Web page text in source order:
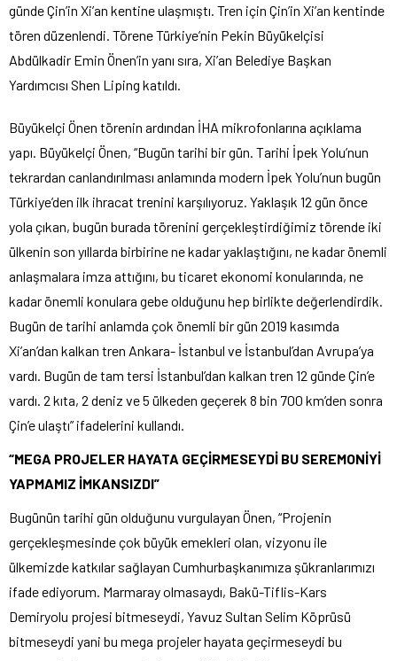
günde Çin’in Xi’an kentine ulaşmıştı. Tren için Çin’in Xi’an kentinde
tören düzenlendi. Törene Türkiye’nin Pekin Büyükelçisi
Abdülkadir Emin Önen’in yanı sıra, Xi’an Belediye Başkan
Yardımcısı Shen Liping katıldı.
Büyükelçi Önen törenin ardından İHA mikrofonlarına açıklama
yapı. Büyükelçi Önen, “Bugün tarihi bir gün. Tarihi İpek Yolu’nun
tekrardan canlandırılması anlamında modern İpek Yolu’nun bugün
Türkiye’den ilk ihracat trenini karşılıyoruz. Yaklaşık 12 gün önce
yola çıkan, bugün burada törenini gerçekleştirdiğimiz törende iki
ülkenin son yıllarda birbirine ne kadar yaklaştığını, ne kadar önemli
anlaşmalara imza attığını, bu ticaret ekonomi konularında, ne
kadar önemli konulara gebe olduğunu hep birlikte değerlendirdik.
Bugün de tarihi anlamda çok önemli bir gün 2019 kasımda
Xi’an’dan kalkan tren Ankara- İstanbul ve İstanbul’dan Avrupa’ya
vardı. Bugün de tam tersi İstanbul’dan kalkan tren 12 günde Çin’e
vardı. 2 kıta, 2 deniz ve 5 ülkeden geçerek 8 bin 700 km’den sonra
Çin’e ulaştı” ifadelerini kullandı.
“MEGA PROJELER HAYATA GEÇİRMESEYDİ BU SEREMONİYİ
YAPMAMIZ İMKANSIZDI”
Bugünün tarihi gün olduğunu vurgulayan Önen, “Projenin
gerçekleşmesinde çok büyük emekleri olan, vizyonu ile
ülkemizde katkılar sağlayan Cumhurbaşkanımıza şükranlarımızı
ifade ediyorum. Marmaray olmasaydı, Bakü-Tiflis-Kars
Demiryolu projesi bitmeseydi, Yavuz Sultan Selim Köprüsü
bitmeseydi yani bu mega projeler hayata geçirmeseydi bu